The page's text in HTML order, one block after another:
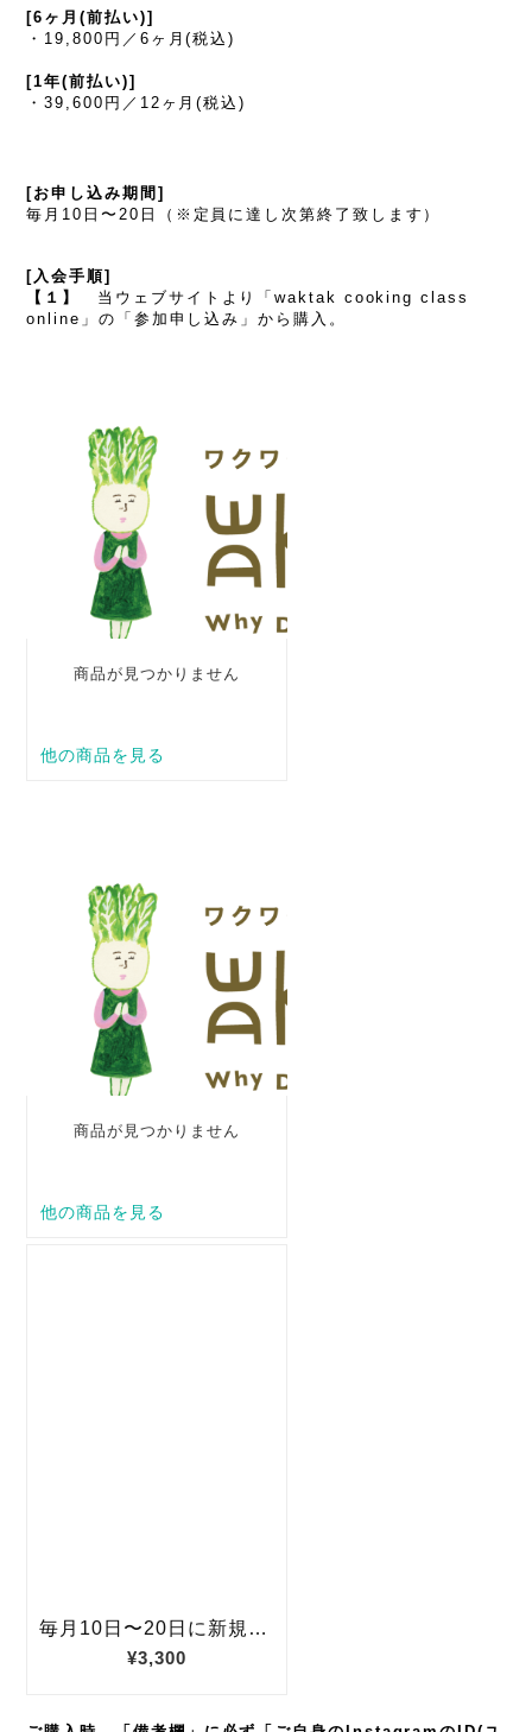
[6ヶ月(前払い)]
・19,800円／6ヶ月(税込)
[1年(前払い)]
・39,600円／12ヶ月(税込)
[お申し込み期間]
毎月10日〜20日（※定員に達し次第終了致します）
[入会手順]
【１】
当ウェブサイトより「waktak cooking class
online」の「参加申し込み」から購入。